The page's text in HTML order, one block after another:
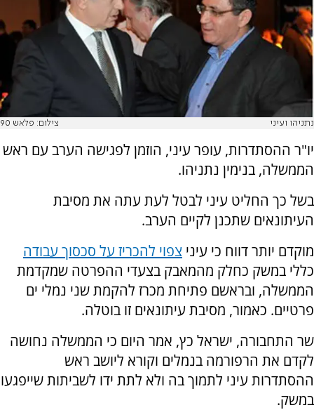
נתניהו ועיני צילום: פלאש 90
יו"ר ההסתדרות, עופר עיני, הוזמן לפגישה הערב עם ראש
הממשלה, בנימין נתניהו.
בשל כך החליט עיני לבטל לעת עתה את מסיבת
העיתונאים שתכנן לקיים הערב.
מוקדם יותר דווח כי עיני צפוי להכריז על סכסוך עבודה
כללי במשק כחלק מהמאבק בצעדי ההפרטה שמקדמת
הממשלה, ובראשם פתיחת מכרז להקמת שני נמלי ים
פרטיים. כאמור, מסיבת עיתונאים זו בוטלה.
שר התחבורה, ישראל כץ, אמר היום כי הממשלה נחושה
לקדם את הרפורמה בנמלים וקורא ליושב ראש
ההסתדרות עיני לתמוך בה ולא לתת ידו לשביתות שייפגעו
במשק.